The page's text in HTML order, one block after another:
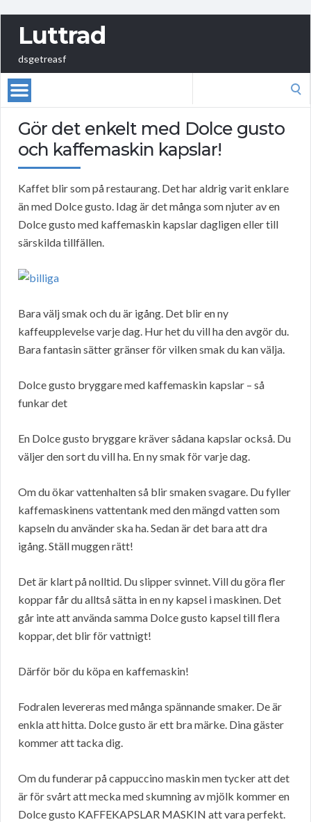
Luttrad
dsgetreasf
Gör det enkelt med Dolce gusto
och kaffemaskin kapslar!
Kaffet blir som på restaurang. Det har aldrig varit enklare
än med Dolce gusto. Idag är det många som njuter av en
Dolce gusto med kaffemaskin kapslar dagligen eller till
särskilda tillfällen.
Bara välj smak och du är igång. Det blir en ny
kaffeupplevelse varje dag. Hur het du vill ha den avgör du.
Bara fantasin sätter gränser för vilken smak du kan välja.
Dolce gusto bryggare med kaffemaskin kapslar – så
funkar det
En Dolce gusto bryggare kräver sådana kapslar också. Du
väljer den sort du vill ha. En ny smak för varje dag.
Om du ökar vattenhalten så blir smaken svagare. Du fyller
kaffemaskinens vattentank med den mängd vatten som
kapseln du använder ska ha. Sedan är det bara att dra
igång. Ställ muggen rätt!
Det är klart på nolltid. Du slipper svinnet. Vill du göra fler
koppar får du alltså sätta in en ny kapsel i maskinen. Det
går inte att använda samma Dolce gusto kapsel till flera
koppar, det blir för vattnigt!
Därför bör du köpa en kaffemaskin!
Fodralen levereras med många spännande smaker. De är
enkla att hitta. Dolce gusto är ett bra märke. Dina gäster
kommer att tacka dig.
Om du funderar på cappuccino maskin men tycker att det
är för svårt att mecka med skumning av mjölk kommer en
Dolce gusto KAFFEKAPSLAR MASKIN att vara perfekt.